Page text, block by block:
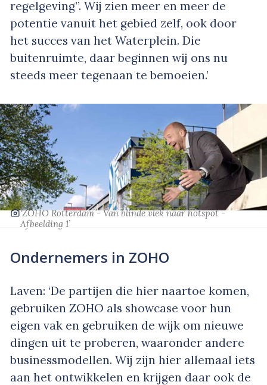
regelgeving”. Wij zien meer en meer de
potentie vanuit het gebied zelf, ook door
het succes van het Waterplein. Die
buitenruimte, daar beginnen wij ons nu
steeds meer tegenaan te bemoeien.’
‘ZOHO Rotterdam - Van blinde vlek naar hotspot -
Afbeelding 1’
Ondernemers in ZOHO
Laven: ‘De partijen die hier naartoe komen,
gebruiken ZOHO als showcase voor hun
eigen vak en gebruiken de wijk om nieuwe
dingen uit te proberen, waaronder andere
businessmodellen. Wij zijn hier allemaal iets
aan het ontwikkelen en krijgen daar ook de